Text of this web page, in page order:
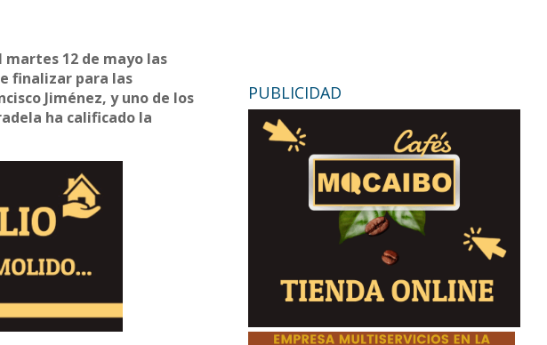
martes 12 de mayo las
finalizar para las
Jiménez, y uno de los
ha calificado la
PUBLICIDAD